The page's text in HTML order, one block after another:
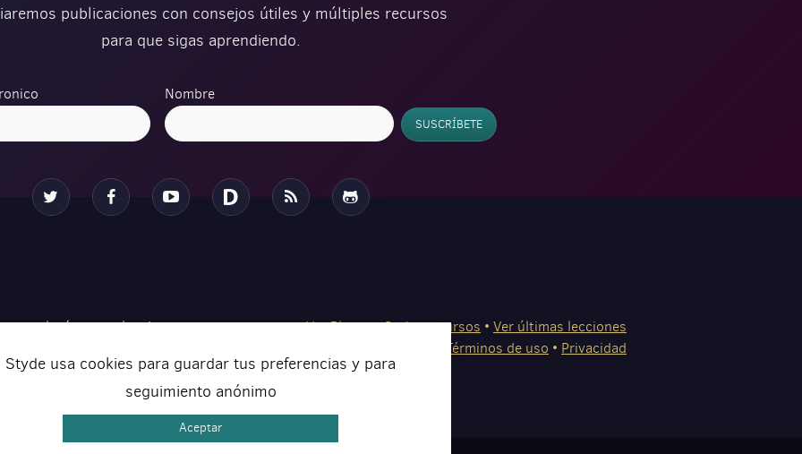
publicaciones con consejos útiles y múltiples recursos
para que sigas aprendiendo.
Nombre
SUSCRÍBETE
tecnologías actuales de
proyectos de una forma
Ver Planes•Series y cursos • Ver últimas lecciones
Términos de uso • Privacidad
Styde usa cookies para guardar tus preferencias y para
seguimiento anónimo
Aceptar